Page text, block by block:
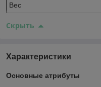
Вес
Скрыть
Характеристики
Основные атрибуты